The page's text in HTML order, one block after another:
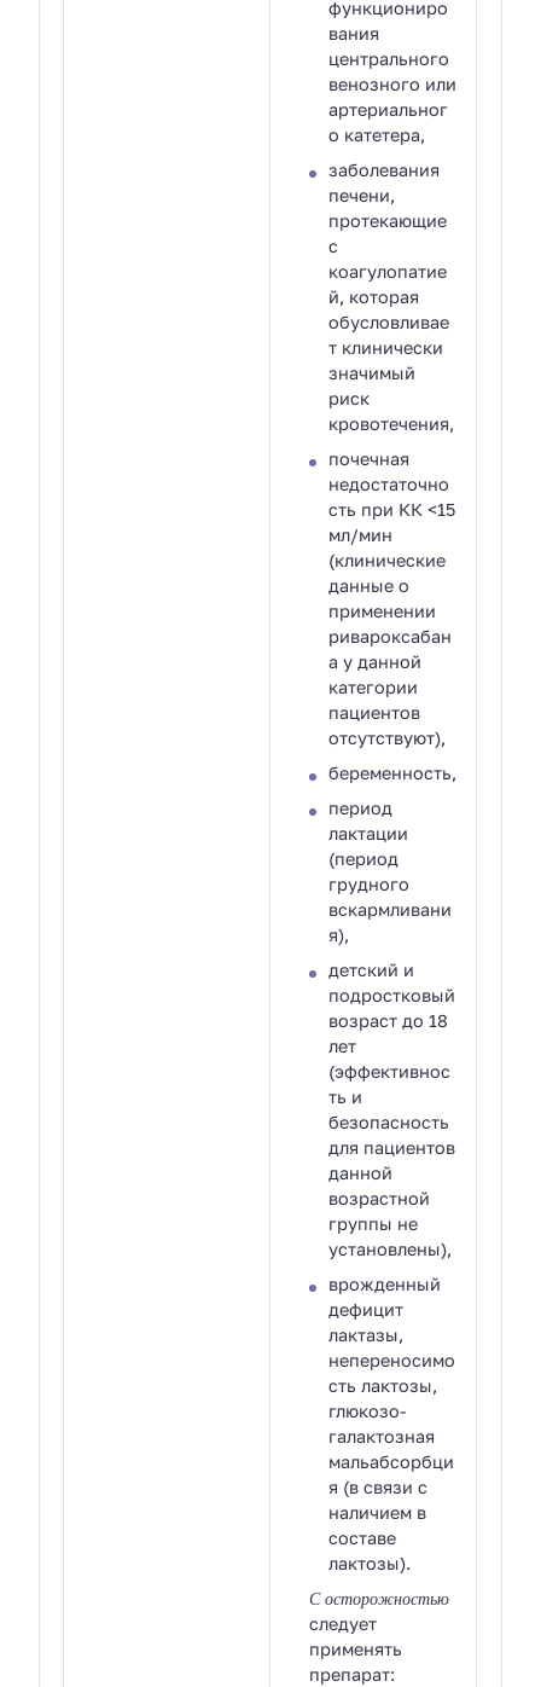
функциониро
вания
центрального
венозного или
артериальног
о катетера,
заболевания
печени,
протекающие
с
коагулопатие
й, которая
обусловливае
т клинически
значимый
риск
кровотечения,
почечная
недостаточно
сть при КК <15
мл/мин
(клинические
данные о
применении
ривароксабан
а у данной
категории
пациентов
отсутствуют),
беременность,
период
лактации
(период
грудного
вскармливани
я),
детский и
подростковый
возраст до 18
лет
(эффективнос
ть и
безопасность
для пациентов
данной
возрастной
группы не
установлены),
врожденный
дефицит
лактазы,
непереносимо
сть лактозы,
глюкозо-
галактозная
мальабсорбци
я (в связи с
наличием в
составе
лактозы).
С осторожностью
следует
применять
препарат: